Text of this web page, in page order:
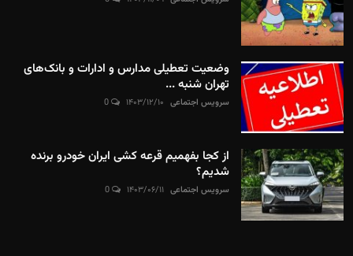
وضعیت تعطیلی مدارس و ادارات و بانک‌های
تهران شنبه ...
سرویس اجتماعی ۱۴۰۳/۱۲/۱۰
از کجا بفهمیم قرعه کشی ایران خودرو برنده
شدیم؟
سرویس اجتماعی ۱۴۰۳/۰۶/۱۱